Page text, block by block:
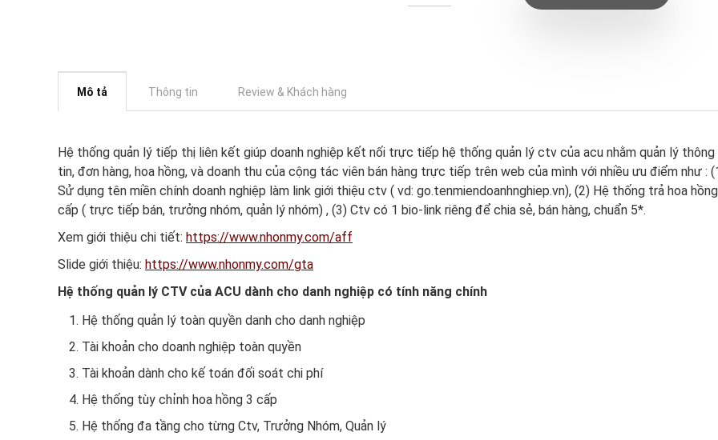
Mô tả Thông tin Review & Khách hàng
Hệ thống quản lý tiếp thị liên kết giúp doanh nghiệp kết nối trực tiếp hệ thống quản lý ctv của acu nhằm quản lý thông
tin, đơn hàng, hoa hồng, và doanh thu của cộng tác viên bán hàng trực tiếp trên web của mình với nhiều ưu điểm như :
Sử dụng tên miền chính doanh nghiệp làm link giới thiệu ctv ( vd: go.tenmiendoanhnghiep.vn), (2) Hệ thống trả hoa
cấp ( trực tiếp bán, trưởng nhóm, quản lý nhóm) , (3) Ctv có 1 bio-link riêng để chia sẻ, bán hàng, chuẩn 5*.
Xem giới thiệu chi tiết: https://www.nhonmy.com/aff
Slide giới thiệu: https://www.nhonmy.com/gta
Hệ thống quản lý CTV của ACU dành cho danh nghiệp có tính năng chính
Hệ thống quản lý toàn quyền danh cho danh nghiệp
Tài khoản cho doanh nghiệp toàn quyền
Tài khoản dành cho kế toán đối soát chi phí
Hệ thống tùy chỉnh hoa hồng 3 cấp
Hệ thống đa tầng cho từng Ctv, Trưởng Nhóm, Quản lý